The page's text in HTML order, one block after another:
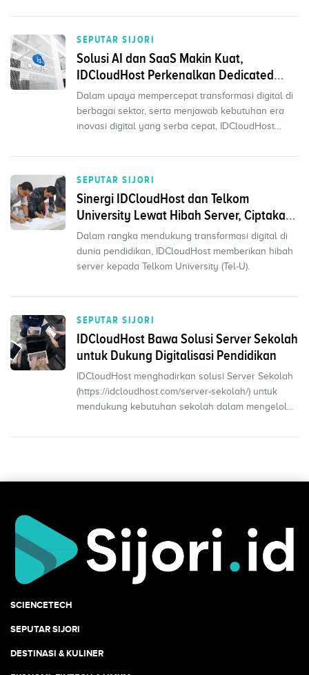
SEPUTAR SIJORI
Solusi AI dan SaaS Makin Kuat,
IDCloudHost Perkenalkan Dedicated
Server Tangguh
Dalam upaya mempercepat transformasi digital di
berbagai sektor, serta menjawab kebutuhan era
inovasi digital yang serba cepat, IDCloudHost
SEPUTAR SIJORI
Sinergi IDCloudHost dan Telkom
University Lewat Hibah Server, Ciptakan
Terobosan di Dunia Pendidikan
Dalam rangka mendukung transformasi digital di
dunia pendidikan, IDCloudHost memberikan hibah
server kepada Telkom University (Tel-U).
SEPUTAR SIJORI
IDCloudHost Bawa Solusi Server Sekolah
untuk Dukung Digitalisasi Pendidikan
IDCloudHost menghadirkan solusi Server Sekolah
(https://idcloudhost.com/server-sekolah/) untuk
mendukung kebutuhan sekolah dalam mengelola
SCIENCETECH
SEPUTAR SIJORI
DESTINASI & KULINER